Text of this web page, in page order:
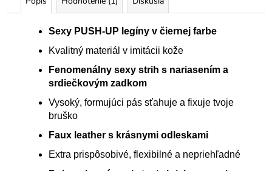
Sexy PUSH-UP legíny v čiernej farbe
Kvalitný materiál v imitácii kože
Fenomenálny sexy strih s nariasením a
srdiečkovým zadkom
Vysoký, formujúci pás sťahuje a fixuje tvoje
bruško
Faux leather s krásnymi odleskami
Extra prispôsobivé, flexibilné a nepriehľadné